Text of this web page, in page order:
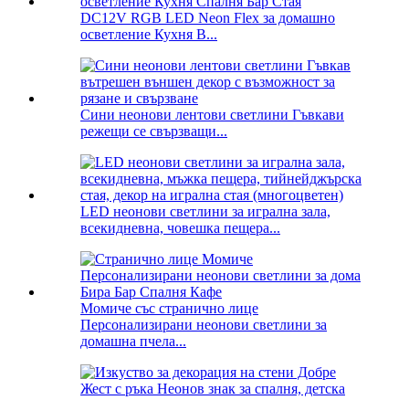
DC12V RGB LED Neon Flex за домашно
осветление Кухня B...
Сини неонови лентови светлини Гъвкави
режещи се свързващи...
LED неонови светлини за игрална зала,
всекидневна, човешка пещера...
Момиче със странично лице
Персонализирани неонови светлини за
домашна пчела...